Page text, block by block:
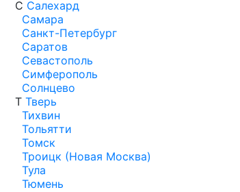
С Салехард
Самара
Санкт-Петербург
Саратов
Севастополь
Симферополь
Солнцево
Т Тверь
Тихвин
Тольятти
Томск
Троицк (Новая Москва)
Тула
Тюмень